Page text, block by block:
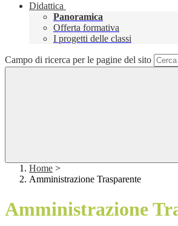
Didattica
Panoramica
Offerta formativa
I progetti delle classi
Campo di ricerca per le pagine del sito
Home >
Amministrazione Trasparente
Amministrazione